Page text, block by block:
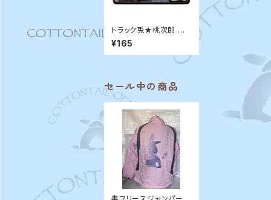
トラック兎★桃次郎 お
守りステッカー 【交通安
全】
¥165
セール中の商品